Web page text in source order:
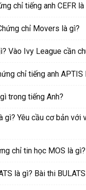
chỉ tiếng anh CEFR là
chỉ Movers là gì?
Vào Ivy League cần
chỉ tiếng anh APTIS
trong tiếng Anh?
gì? Yêu cầu cơ bản với
chỉ tin học MOS là gì?
là gì? Bài thi